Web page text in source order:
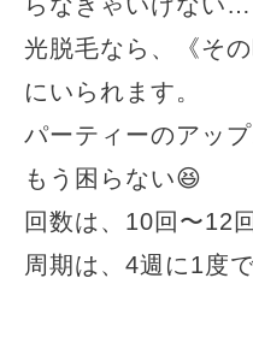
光脱毛なら、《そ
にいられます。
パーティーのアッ
もう困らない😆
回数は、10回〜12
周期は、4週に1度で